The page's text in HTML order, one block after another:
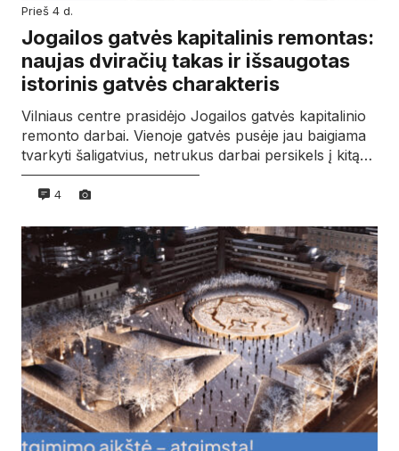
prieš 4 d.
Jogailos gatvės kapitalinis remontas:
naujas dviračių takas ir išsaugotas
istorinis gatvės charakteris
Vilniaus centre prasidėjo Jogailos gatvės kapitalinio
remonto darbai. Vienoje gatvės pusėje jau baigiama
tvarkyti šaligatvius, netrukus darbai persikels į kitą…
4